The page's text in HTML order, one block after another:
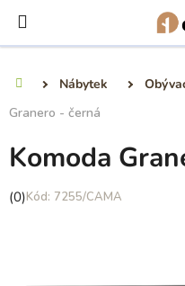
obsah
Nábytek
Granero - černá
Komoda
Průměrné
(0) 7255/CAMA